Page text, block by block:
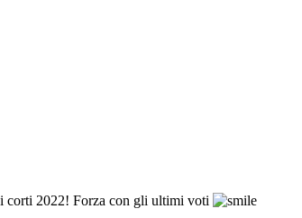
corti 2022! Forza con gli ultimi voti